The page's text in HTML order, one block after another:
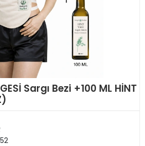
Sargı Bezi +100 ML HİNT